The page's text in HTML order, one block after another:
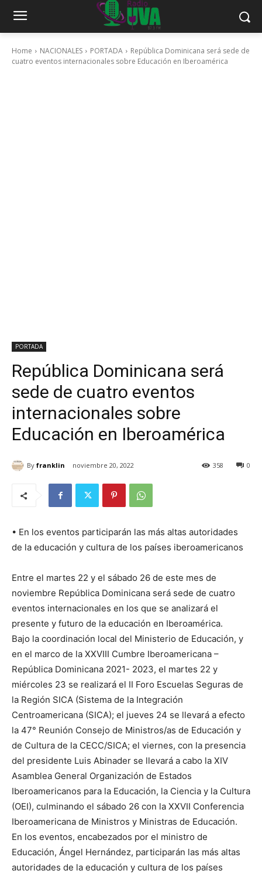
Home NACIONALES PORTADA
República Dominicana será sede de
cuatro eventos internacionales sobre Educación en Iberoamérica
PORTADA
República Dominicana será
sede de cuatro eventos
internacionales sobre
Educación en Iberoamérica
By franklin noviembre 20, 2022 0
358
• En los eventos participarán las más altas autoridades
de la educación y cultura de los países iberoamericanos
Entre el martes 22 y el sábado 26 de este mes de
noviembre República Dominicana será sede de cuatro
eventos internacionales en los que se analizará el
presente y futuro de la educación en Iberoamérica.
Bajo la coordinación local del Ministerio de Educación, y
en el marco de la XXVIII Cumbre Iberoamericana –
República Dominicana 2021- 2023, el martes 22 y
miércoles 23 se realizará el II Foro Escuelas Seguras de
la Región SICA (Sistema de la Integración
Centroamericana (SICA); el jueves 24 se llevará a efecto
la 47° Reunión Consejo de Ministros/as de Educación y
de Cultura de la CECC/SICA; el viernes, con la presencia
del presidente Luis Abinader se llevará a cabo la XIV
Asamblea General Organización de Estados
Iberoamericanos para la Educación, la Ciencia y la Cultura
(OEI), culminando el sábado 26 con la XXVII Conferencia
Iberoamericana de Ministros y Ministras de Educación.
En los eventos, encabezados por el ministro de
Educación, Ángel Hernández, participarán las más altas
autoridades de la educación y cultura de los países